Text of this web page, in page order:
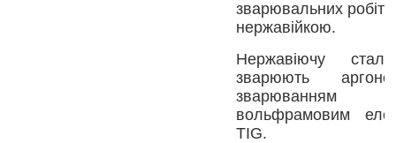
зварювальних робіт з
нержавійкою.
Нержавіючу
зварюють
зварюванням
вольфрамовим
TIG.